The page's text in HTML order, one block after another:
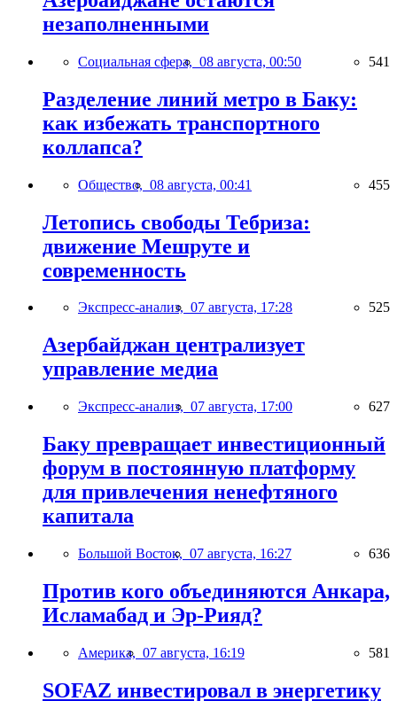
незаполненными
Социальная сфера, 08 августа, 00:50 541
Разделение линий метро в Баку:
как избежать транспортного
коллапса?
Общество, 08 августа, 00:41 455
Летопись свободы Тебриза:
движение Мешруте и
современность
Экспресс-анализ, 07 августа, 17:28 525
Азербайджан централизует
управление медиа
Экспресс-анализ, 07 августа, 17:00 627
Баку превращает инвестиционный
форум в постоянную платформу
для привлечения ненефтяного
капитала
Большой Восток, 07 августа, 16:27 636
Против кого объединяются Анкара,
Исламабад и Эр-Рияд?
Америка, 07 августа, 16:19 581
SOFAZ инвестировал в энергетику